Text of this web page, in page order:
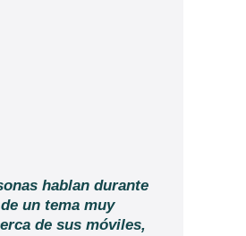
hablan durante
un tema muy
de sus móviles,